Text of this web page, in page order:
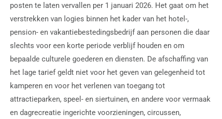
posten te laten vervallen per 1 januari 2026. Het gaat om het
verstrekken van logies binnen het kader van het hotel-,
pension- en vakantiebestedingsbedrijf aan personen die daar
slechts voor een korte periode verblijf houden en om
bepaalde culturele goederen en diensten. De afschaffing van
het lage tarief geldt niet voor het geven van gelegenheid tot
kamperen en voor het verlenen van toegang tot
attractieparken, speel- en siertuinen, en andere voor vermaak
en dagrecreatie ingerichte voorzieningen, circussen,